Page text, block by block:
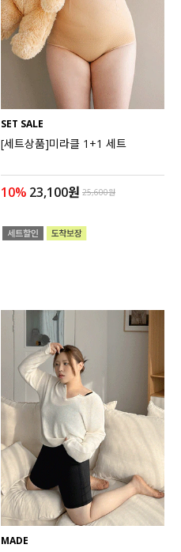
SET SALE
[세트상품]미라클 1+1 세트
10% 23,100원 25,600원
MADE